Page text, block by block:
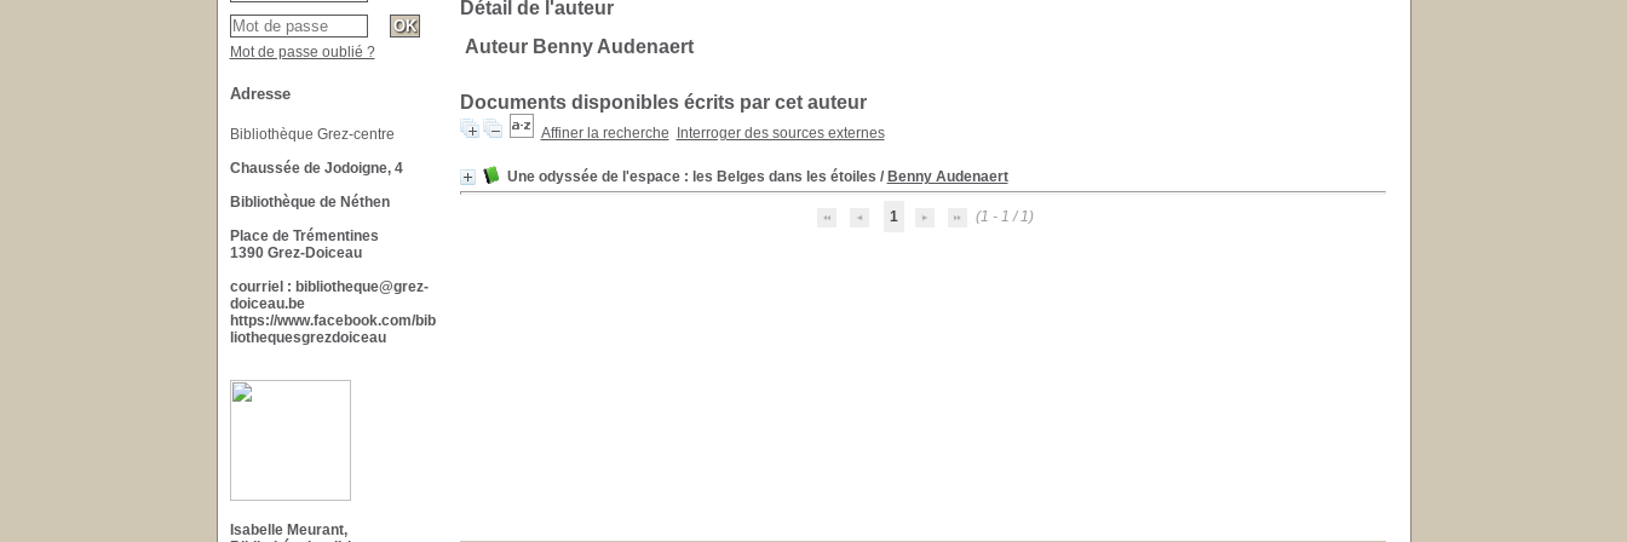
Détail de l'auteur
Auteur Benny Audenaert
Documents disponibles écrits par cet auteur
Affiner la recherche Interroger des sources externes
Une odyssée de l'espace : les Belges dans les étoiles / Benny Audenaert
1 (1 - 1 / 1)
Mot de passe oublié ?
Adresse
Bibliothèque Grez-centre
Chaussée de Jodoigne, 4
Bibliothèque de Néthen
Place de Trémentines
1390 Grez-Doiceau
courriel : bibliotheque@grez-
doiceau.be
https://www.facebook.com/bib
liothequesgrezdoiceau
Isabelle Meurant,